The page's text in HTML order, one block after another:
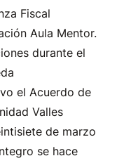
Fiscal
Aula Mentor.
durante el
el Acuerdo de
Valles
de marzo
se hace